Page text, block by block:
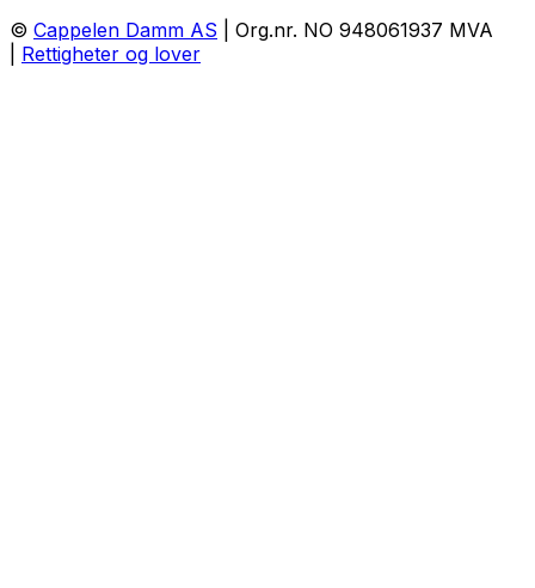
© Cappelen Damm AS | Org.nr. NO 948061937 MVA
Rettigheter og lover